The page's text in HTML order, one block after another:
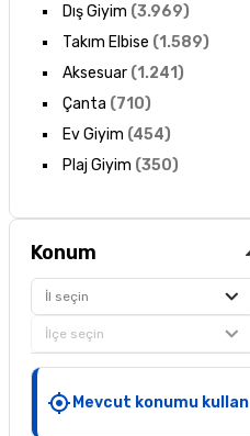
Dış Giyim (3.969)
Takım Elbise (1.589)
Aksesuar(1.241)
Çanta (710)
Ev Giyim (454)
Plaj Giyim (350)
Konum
İl seçin
İlçe seçin
Mevcut konumu kullan